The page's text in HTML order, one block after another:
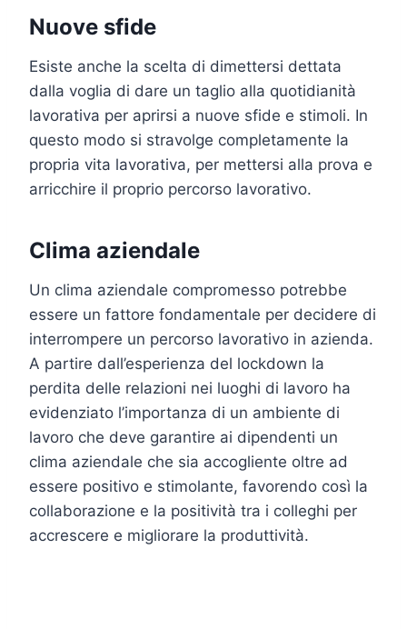
Nuove sfide
Esiste anche la scelta di dimettersi dettata
dalla voglia di dare un taglio alla quotidianità
lavorativa per aprirsi a nuove sfide e stimoli. In
questo modo si stravolge completamente la
propria vita lavorativa, per mettersi alla prova e
arricchire il proprio percorso lavorativo.
Clima aziendale
Un clima aziendale compromesso potrebbe
essere un fattore fondamentale per decidere di
interrompere un percorso lavorativo in azienda.
A partire dall’esperienza del lockdown la
perdita delle relazioni nei luoghi di lavoro ha
evidenziato l’importanza di un ambiente di
lavoro che deve garantire ai dipendenti un
clima aziendale che sia accogliente oltre ad
essere positivo e stimolante, favorendo così la
collaborazione e la positività tra i colleghi per
accrescere e migliorare la produttività.